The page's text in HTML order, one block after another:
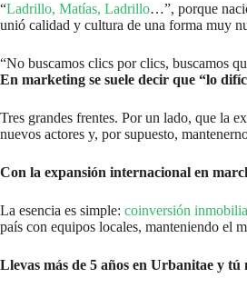
“Ladrillo, Matías, Ladrillo…”, porque
unió calidad y cultura de una forma muy
“No buscamos clics por clics, buscamos
En marketing se suele decir que “lo
Tres grandes frentes. Por un lado, que la
nuevos actores y, por supuesto,
Con la expansión internacional en
La esencia es simple: coinversión
país con equipos locales, manteniendo el
Llevas más de 5 años en Urbanitae y tú